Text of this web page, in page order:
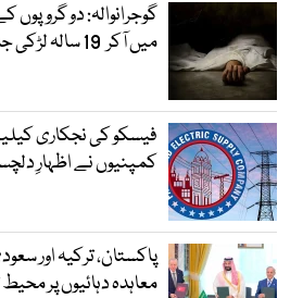
گوجرانوالہ: دو گروپوں
میں آکر 19 سالہ لڑکی جاں بحق
کمپنیوں نے اظہارِ
پاکستان، ترکیہ اور
معاہدہ دہائیوں پر